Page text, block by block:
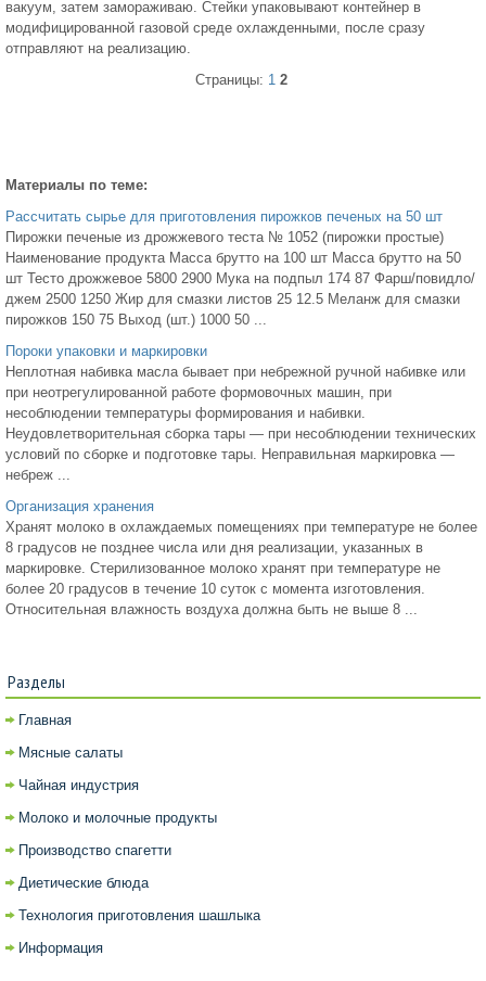
вакуум, затем замораживаю. Стейки упаковывают контейнер в
модифицированной газовой среде охлажденными, после сразу
отправляют на реализацию.
Страницы: 1 2
Материалы по теме:
Рассчитать сырье для приготовления пирожков печеных на 50 шт
Пирожки печеные из дрожжевого теста № 1052 (пирожки простые)
Наименование продукта Масса брутто на 100 шт Масса брутто на 50
шт Тесто дрожжевое 5800 2900 Мука на подпыл 174 87 Фарш/повидло/
джем 2500 1250 Жир для смазки листов 25 12.5 Меланж для смазки
пирожков 150 75 Выход (шт.) 1000 50 ...
Пороки упаковки и маркировки
Неплотная набивка масла бывает при небрежной ручной набивке или
при неотрегулированной работе формовочных машин, при
несоблюдении температуры формирования и набивки.
Неудовлетворительная сборка тары — при несоблюдении технических
условий по сборке и подготовке тары. Неправильная маркировка —
небреж ...
Организация хранения
Хранят молоко в охлаждаемых помещениях при температуре не более
8 градусов не позднее числа или дня реализации, указанных в
маркировке. Стерилизованное молоко хранят при температуре не
более 20 градусов в течение 10 суток с момента изготовления.
Относительная влажность воздуха должна быть не выше 8 ...
Разделы
Главная
Мясные салаты
Чайная индустрия
Молоко и молочные продукты
Производство спагетти
Диетические блюда
Технология приготовления шашлыка
Информация